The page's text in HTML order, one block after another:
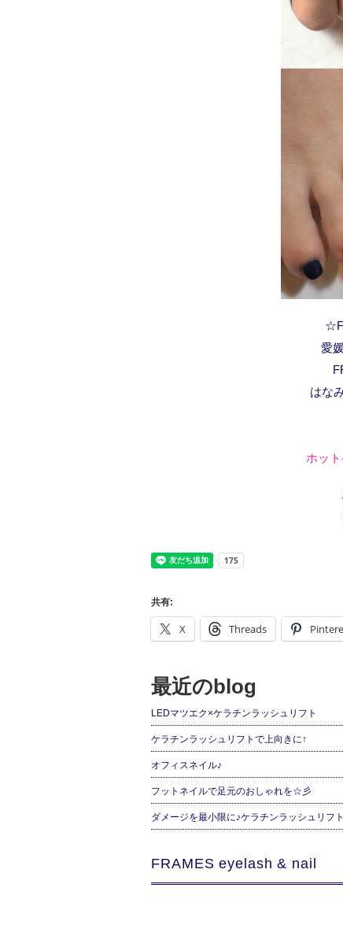
愛
はな
ホッ
共有:
X Threads
最近のblog
LEDマツエク×ケラチンラッシュリフト
ケラチンラッシュリフトで上向きに↑
オフィスネイル♪
フットネイルで足元のおしゃれを☆彡
ダメージを最小限に♪ケラチンラッシュリフ
FRAMES eyelash & nail